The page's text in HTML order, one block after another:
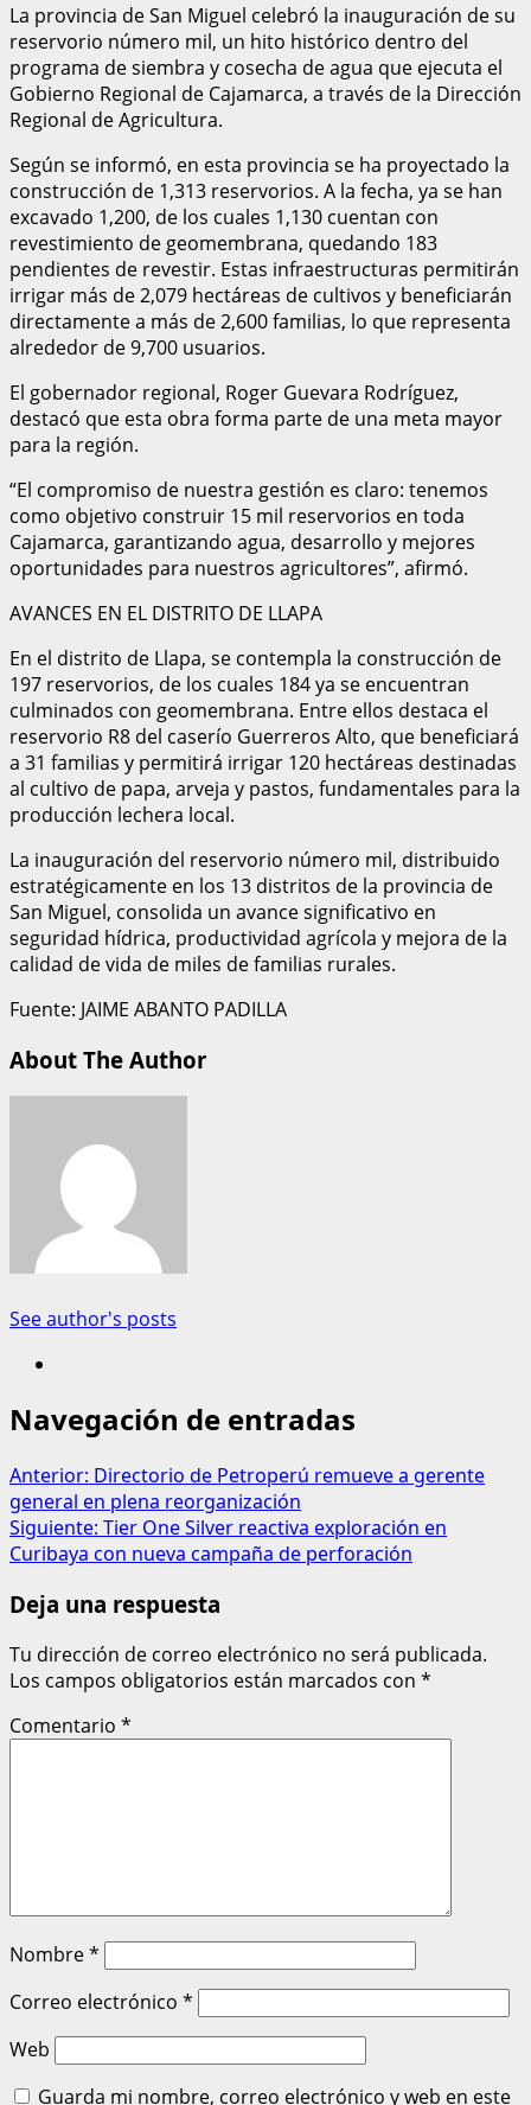
La provincia de San Miguel celebró la inauguración de su
reservorio número mil, un hito histórico dentro del
programa de siembra y cosecha de agua que ejecuta el
Gobierno Regional de Cajamarca, a través de la Dirección
Regional de Agricultura.
Según se informó, en esta provincia se ha proyectado la
construcción de 1,313 reservorios. A la fecha, ya se han
excavado 1,200, de los cuales 1,130 cuentan con
revestimiento de geomembrana, quedando 183
pendientes de revestir. Estas infraestructuras permitirán
irrigar más de 2,079 hectáreas de cultivos y beneficiarán
directamente a más de 2,600 familias, lo que representa
alrededor de 9,700 usuarios.
El gobernador regional, Roger Guevara Rodríguez,
destacó que esta obra forma parte de una meta mayor
para la región.
“El compromiso de nuestra gestión es claro: tenemos
como objetivo construir 15 mil reservorios en toda
Cajamarca, garantizando agua, desarrollo y mejores
oportunidades para nuestros agricultores”, afirmó.
AVANCES EN EL DISTRITO DE LLAPA
En el distrito de Llapa, se contempla la construcción de
197 reservorios, de los cuales 184 ya se encuentran
culminados con geomembrana. Entre ellos destaca el
reservorio R8 del caserío Guerreros Alto, que beneficiará
a 31 familias y permitirá irrigar 120 hectáreas destinadas
al cultivo de papa, arveja y pastos, fundamentales para la
producción lechera local.
La inauguración del reservorio número mil, distribuido
estratégicamente en los 13 distritos de la provincia de
San Miguel, consolida un avance significativo en
seguridad hídrica, productividad agrícola y mejora de la
calidad de vida de miles de familias rurales.
Fuente: JAIME ABANTO PADILLA
About The Author
See author's posts
Navegación de entradas
Anterior: Directorio de Petroperú remueve a gerente
general en plena reorganización
Siguiente: Tier One Silver reactiva exploración en
Curibaya con nueva campaña de perforación
Deja una respuesta
Tu dirección de correo electrónico no será publicada.
Los campos obligatorios están marcados con *
Comentario *
Nombre*
Correo electrónico *
Web
Guarda mi nombre, correo electrónico y web en este